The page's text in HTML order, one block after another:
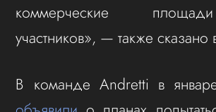
коммерческие
участников», — также сказано
В команде Andretti в